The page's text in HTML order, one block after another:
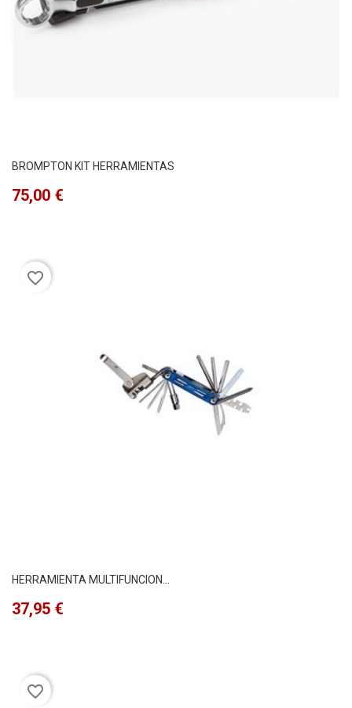
BROMPTON KIT HERRAMIENTAS
Precio
75,00 €
favorite_border
HERRAMIENTA MULTIFUNCION...
Precio
37,95 €
favorite_border